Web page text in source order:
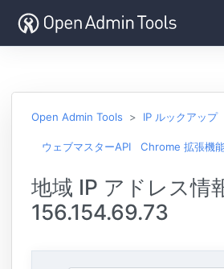
Open Admin Tools IP ルックアップ
ウェブマスターAPI Chrome 拡張機
地域 IP アドレス情
156.154.69.73